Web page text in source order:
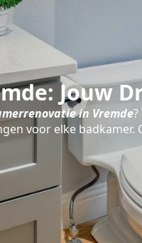
Jouw
in Vremde
voor elke badkamer.